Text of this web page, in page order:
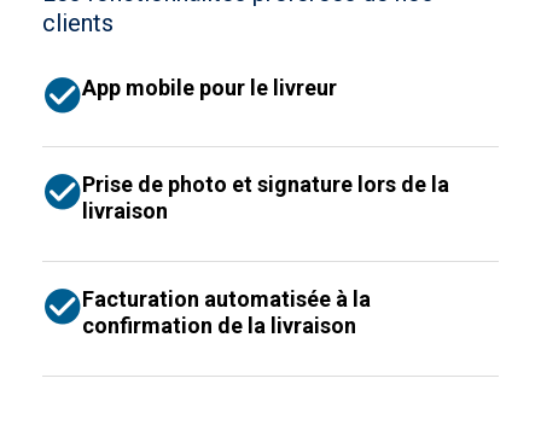
clients
App mobile pour le livreur
Prise de photo et signature lors de la
livraison
Facturation automatisée à la
confirmation de la livraison